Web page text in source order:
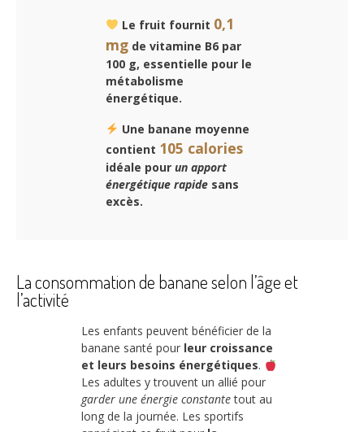
Le fruit fournit 0,1
mg de vitamine B6 par
100 g, essentielle pour le
métabolisme
énergétique.
Une banane moyenne
contient 105 calories
idéale pour un apport
énergétique rapide sans
excès.
La consommation de banane selon l’âge et
l’activité
Les enfants peuvent bénéficier de la
banane santé pour leur croissance
et leurs besoins énergétiques.
Les adultes y trouvent un allié pour
garder une énergie constantetout au
long de la journée. Les sportifs